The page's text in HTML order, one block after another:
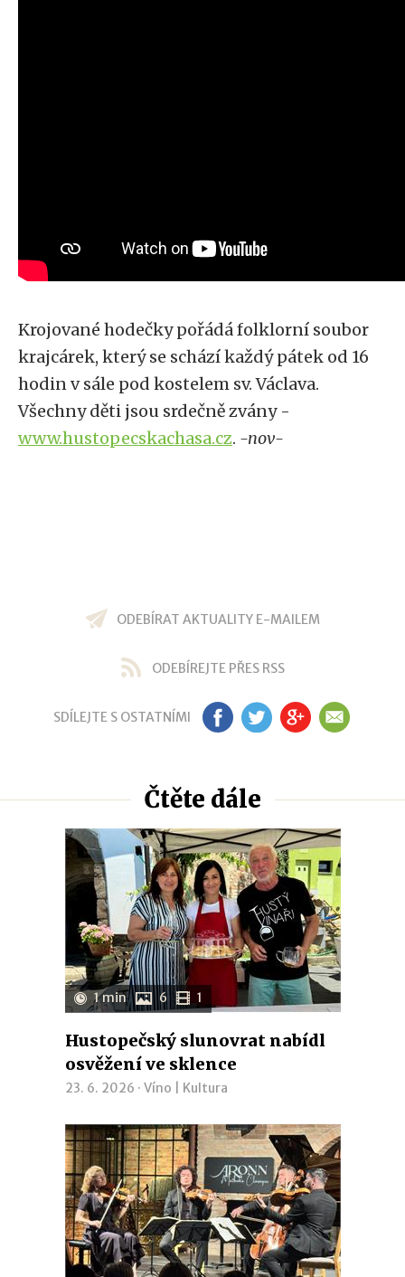
Krojované hodečky pořádá folklorní soubor
krajcárek, který se schází každý pátek od 16
hodin v sále pod kostelem sv. Václava.
Všechny děti jsou srdečně zvány -
www.hustopecskachasa.cz. -nov-
ODEBÍRAT AKTUALITY E-MAILEM
ODEBÍREJTE PŘES RSS
SDÍLEJTE S OSTATNÍMI FB TW GP EM
Čtěte dále
1 min 6 1
Hustopečský slunovrat nabídl
osvěžení ve sklence
23. 6. 2026 · Víno Kultura